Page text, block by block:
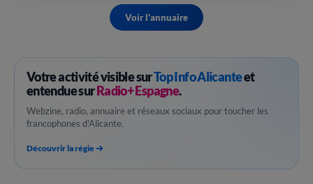
Voir l'annuaire
Votre activité visible surTop Info Alicanteet
entendue surRadio+ Espagne.
Webzine, radio, annuaire et réseaux sociaux pour toucher les
francophones d'Alicante.
Découvrir la régie